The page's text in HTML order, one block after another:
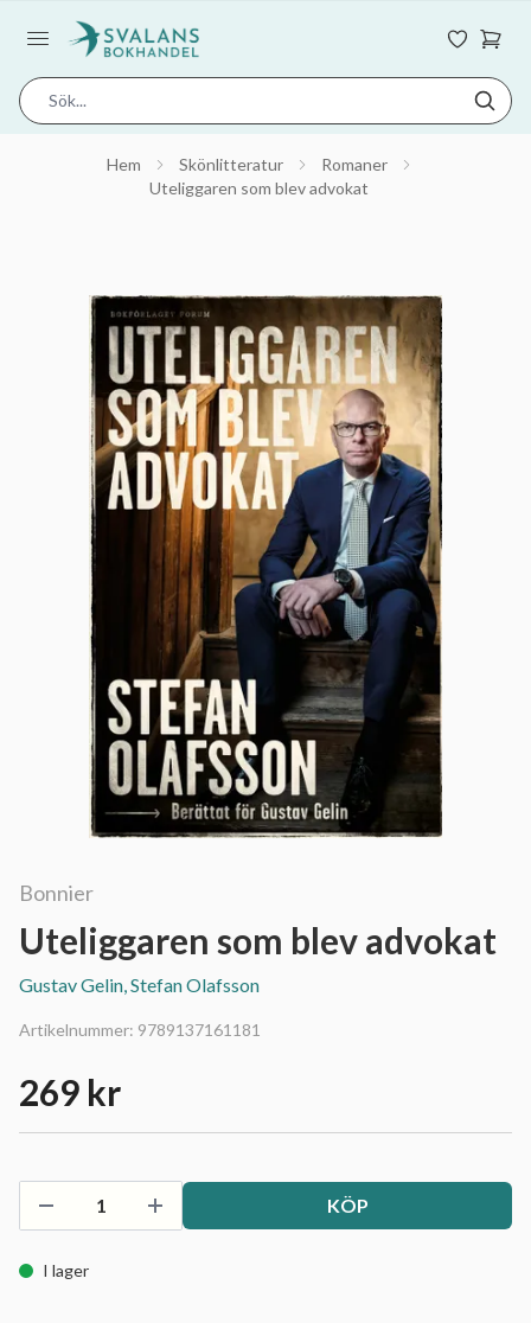
Hem Skönlitteratur
Romaner
Uteliggaren som blev advokat
Bonnier
Uteliggaren som blev advokat
Gustav Gelin, Stefan Olafsson
Artikelnummer: 9789137161181
269 kr
KÖP
I lager